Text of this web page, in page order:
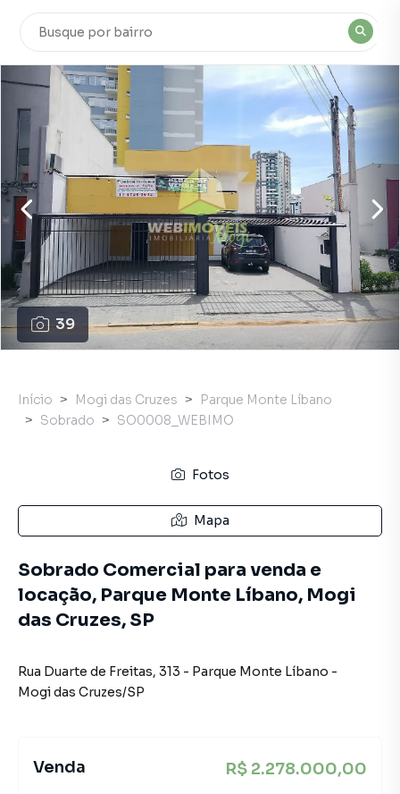
39
Início Mogi das Cruzes
Parque Monte Líbano
Sobrado
SO0008_WEBIMO
Fotos
Mapa
Sobrado Comercial para venda e
locação, Parque Monte Líbano, Mogi
das Cruzes, SP
Rua Duarte de Freitas, 313 - Parque Monte Líbano -
Mogi das Cruzes/SP
Venda R$ 2.278.000,00